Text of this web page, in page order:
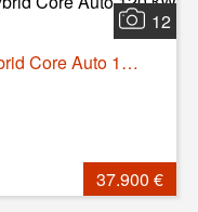
12
Volvo XC40 B3 Gasolina Mild hybrid Core Auto 120 kW (163 CV)
37.900 €